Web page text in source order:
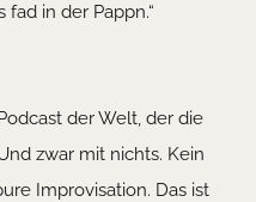
fad in der Pappn.“
der Welt, der die
zwar mit nichts. Kein
Improvisation. Das ist